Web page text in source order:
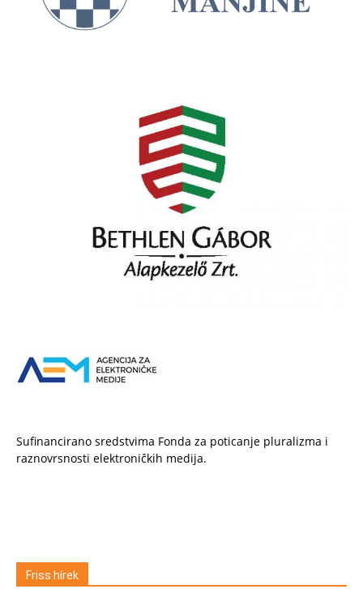
Sufinancirano sredstvima Fonda za poticanje pluralizma i
raznovrsnosti elektroničkih medija.
Friss hírek